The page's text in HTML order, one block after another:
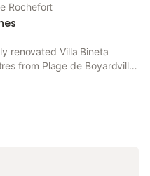
Rochefort
renovated Villa Bineta
from Plage de Boyardville